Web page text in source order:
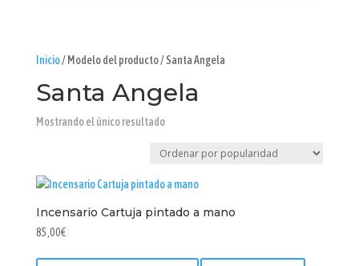
Inicio/ Modelo del producto / Santa Angela
Santa Angela
Mostrando el único resultado
Incensario Cartuja pintado a mano
85,00€